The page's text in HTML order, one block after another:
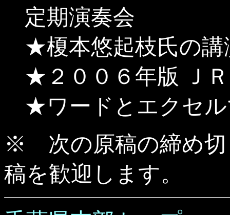
定期演奏会
★榎本悠起枝氏の講
★２００６年版 Ｊ
★ワードとエクセ
※ 次の原稿の締め切
稿を歓迎します。